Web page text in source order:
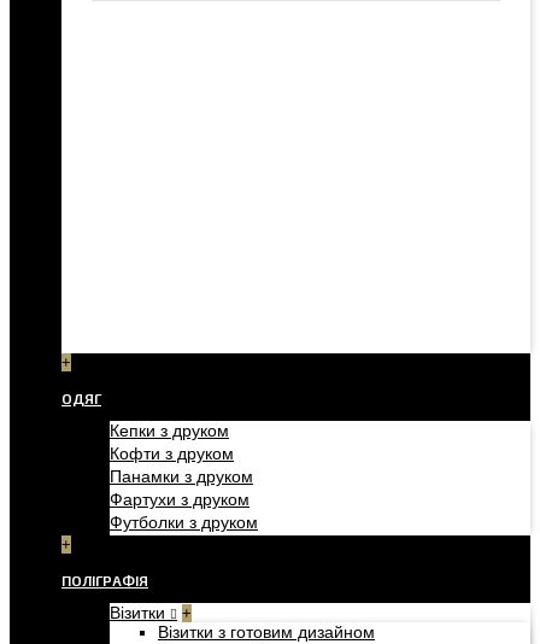
+
ОДЯГ
Кепки з друком
Кофти з друком
Панамки з друком
Фартухи з друком
Футболки з друком
+
ПОЛІГРАФІЯ
Візитки +
Візитки з готовим дизайном